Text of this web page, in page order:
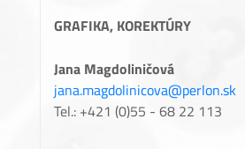
GRAFIKA, KOREKTÚRY
Jana Magdoliničová
jana.magdolinicova@perlon.sk
Tel.: +421 (0)55 - 68 22 113